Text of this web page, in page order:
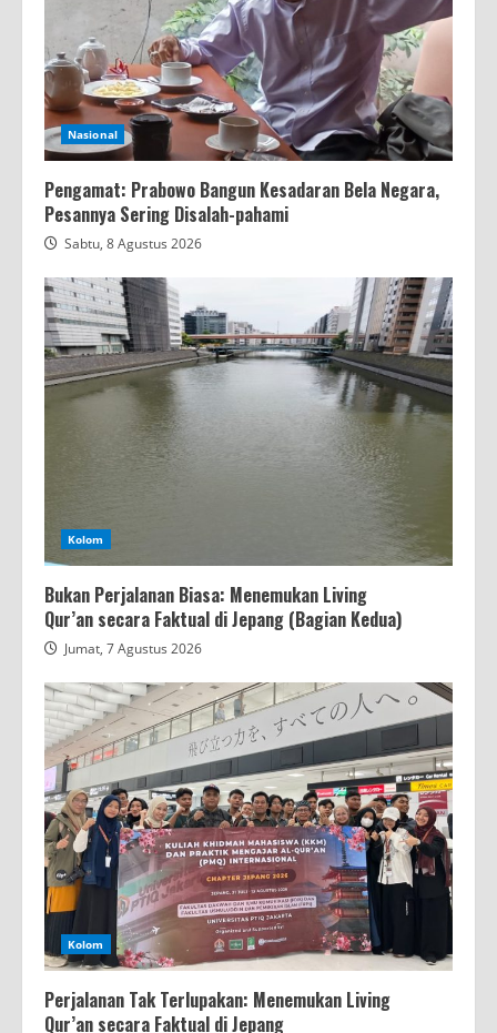
Nasional
Pengamat: Prabowo Bangun Kesadaran Bela Negara,
Pesannya Sering Disalah-pahami
Sabtu, 8 Agustus 2026
Kolom
Bukan Perjalanan Biasa: Menemukan Living
Qur’an secara Faktual di Jepang (Bagian Kedua)
Jumat, 7 Agustus 2026
Kolom
Perjalanan Tak Terlupakan: Menemukan Living
Qur’an secara Faktual di Jepang